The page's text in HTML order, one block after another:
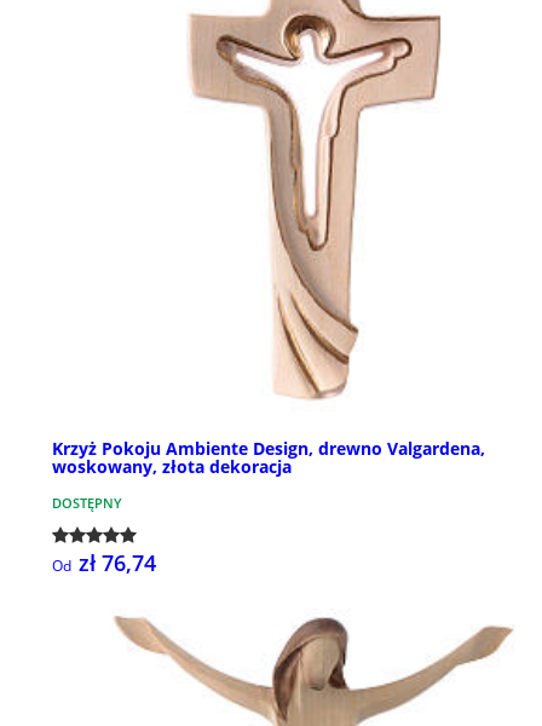
Krzyż Pokoju Ambiente Design, drewno Valgardena,
woskowany, złota dekoracja
DOSTĘPNY
Od zł 76,74